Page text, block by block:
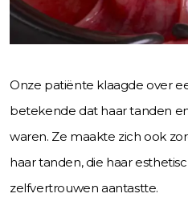
Onze patiënte klaagde over
betekende dat haar tanden
waren. Ze maakte zich ook
haar tanden, die haar
zelfvertrouwen aantastte.